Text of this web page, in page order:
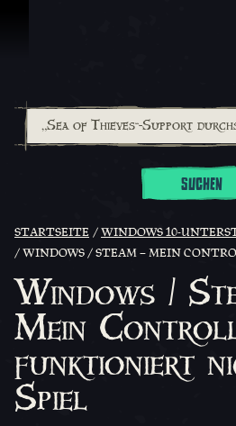
SUCHEN
STARTSEITE
WINDOWS 10-
WINDOWS / STEAM – MEIN CONTROLLER
Windows /
Mein
funktioniert
Spiel